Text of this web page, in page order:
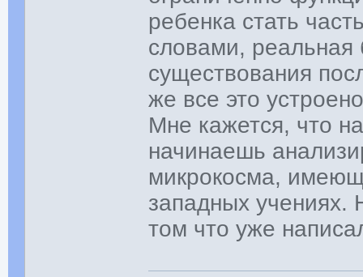
ребенка стать
словами, реальная
существования
же все это
Мне кажется, что
начинаешь
микрокосма,
западных учениях.
том что уже